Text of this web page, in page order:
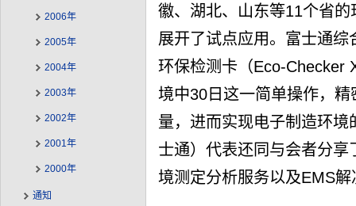
2006年
2005年
2004年
2003年
2002年
2001年
2000年
通知
徽、湖北、山东等11个省
展开了试点应用。富士通综
环保检测卡（Eco-Checker
境中30日这一简单操作，
量，进而实现电子制造环
士通）代表还同与会者分
境测定分析服务以及EMS